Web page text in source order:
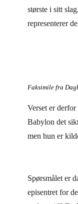
største i sitt
representerer
Faksimile fra
Verset er
Babylon det
men hun er
Spørsmålet er
episentret for